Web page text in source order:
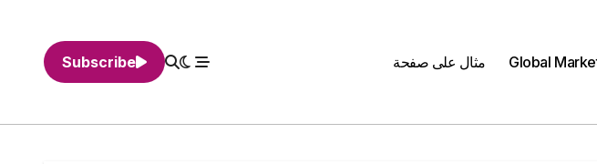
Global مثال على صفحة Subscribe